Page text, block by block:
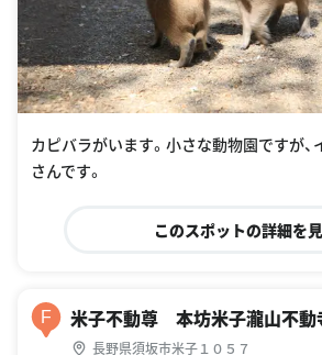
カピバラがいます。小さな動物園ですが、
さんです。
このスポットの詳細を
F 米子不動尊 本坊米子瀧山不動
長野県須坂市米子１０５７